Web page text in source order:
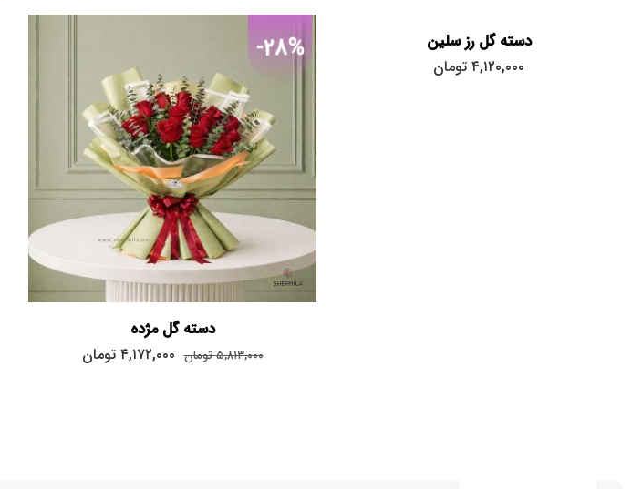
دسته گل رز سلین
۴,۱۲۰,۰۰۰ تومان
-28%
دسته گل مژده
۵,۸۱۳,۰۰۰ تومان ۴,۱۷۲,۰۰۰ تومان